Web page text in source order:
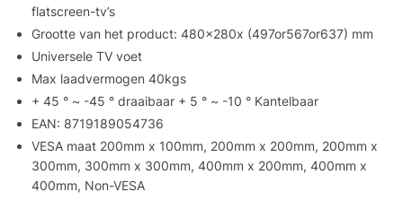
flatscreen-tv’s
Grootte van het product: 480x280x (497or567or637) mm
Universele TV voet
Max laadvermogen 40kgs
+ 45 ° ~ -45 ° draaibaar + 5 ° ~ -10 ° Kantelbaar
EAN: 8719189054736
VESA maat 200mm x 100mm, 200mm x 200mm, 200mm x
300mm, 300mm x 300mm, 400mm x 200mm, 400mm x
400mm, Non-VESA